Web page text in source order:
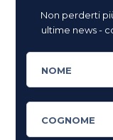
Non perderti
ultime news -